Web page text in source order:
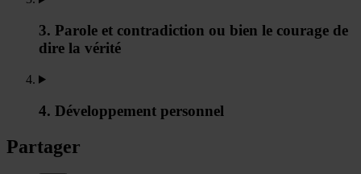
3. Parole et contradiction ou bien le courage de
dire la vérité
4. Développement personnel
Partager